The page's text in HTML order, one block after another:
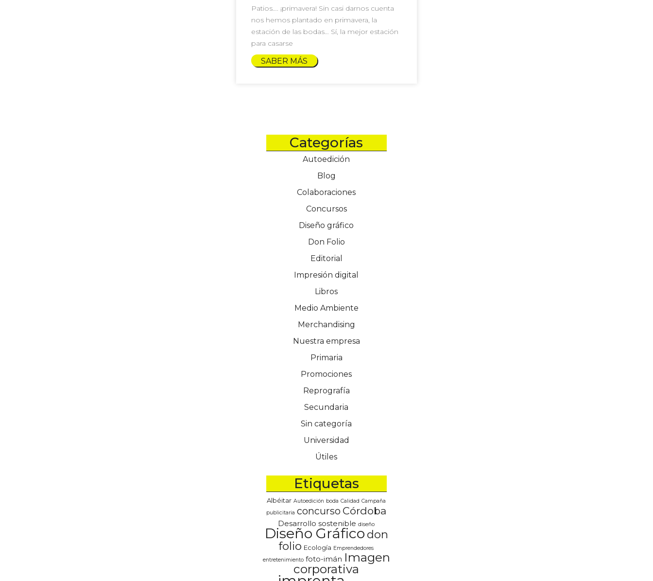
Patios…. ¡primavera! Sin casi darnos cuenta
nos hemos plantado en primavera, la
estación de las bodas… Sí, la mejor estación
para casarse
SABER MÁS
Categorías
Autoedición
Blog
Colaboraciones
Concursos
Diseño gráfico
Don Folio
Editorial
Impresión digital
Libros
Medio Ambiente
Merchandising
Nuestra empresa
Primaria
Promociones
Reprografía
Secundaria
Sin categoría
Universidad
Útiles
Etiquetas
Albéitar Autoedición boda Calidad Campaña
publicitaria concurso Córdoba
Desarrollo sostenible diseño
Diseño Gráfico don
folio Ecología Emprendedores
entretenimiento foto-imán Imagen
corporativa